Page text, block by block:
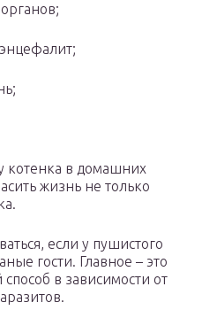
котенка в домашних
жизнь не только
если у пушистого
гости. Главное – это
в зависимости от